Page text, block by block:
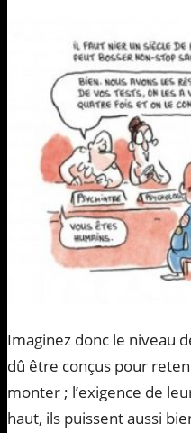
Imaginez donc le niveau
dû être conçus pour
monter ; l’exigence de
haut, ils puissent aussi